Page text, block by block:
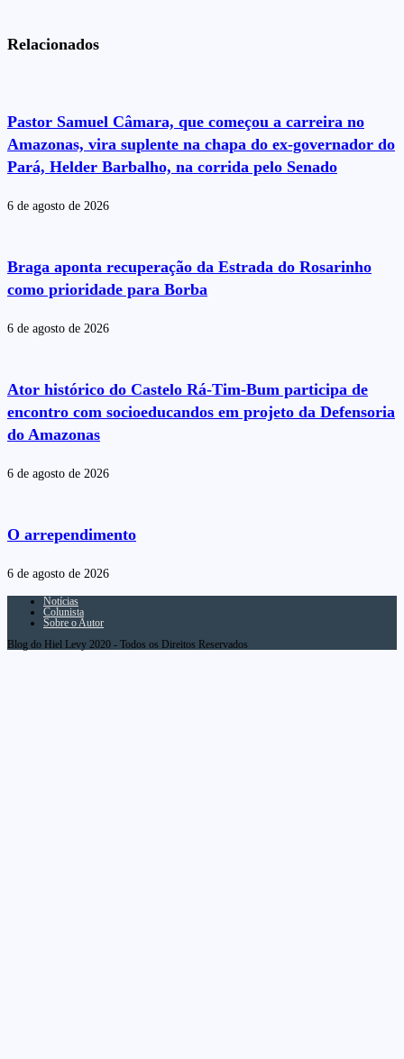
Relacionados
Pastor Samuel Câmara, que começou a carreira no
Amazonas, vira suplente na chapa do ex-governador do
Pará, Helder Barbalho, na corrida pelo Senado
6 de agosto de 2026
Braga aponta recuperação da Estrada do Rosarinho
como prioridade para Borba
6 de agosto de 2026
Ator histórico do Castelo Rá-Tim-Bum participa de
encontro com socioeducandos em projeto da Defensoria
do Amazonas
6 de agosto de 2026
O arrependimento
6 de agosto de 2026
Notícias
Colunista
Sobre o Autor
Blog do Hiel Levy 2020 - Todos os Direitos Reservados